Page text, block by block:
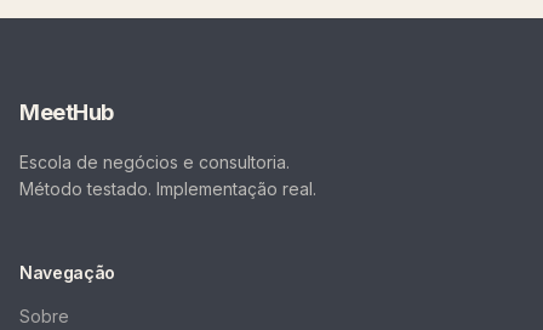
MeetHub
Escola de negócios e consultoria.
Método testado. Implementação real.
Navegação
Sobre